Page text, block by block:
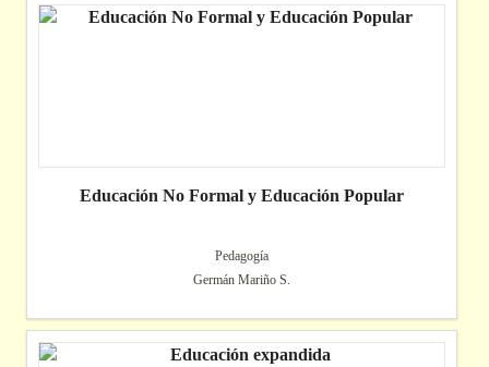
Educación No Formal y Educación Popular
Pedagogía
Germán Mariño S.